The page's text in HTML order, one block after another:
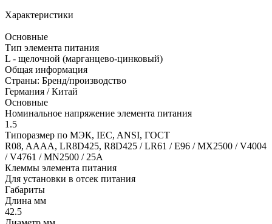
Характеристики
Основные
Тип элемента питания
L - щелочной (марганцево-цинковый)
Общая информация
Страны: Бренд/производство
Германия / Китай
Основные
Номинальное напряжение элемента питания
1.5
Типоразмер по МЭК, IEC, ANSI, ГОСТ
R08, AAAA, LR8D425, R8D425 / LR61 / E96 / MX2500 / V4004
/ V4761 / MN2500 / 25A
Клеммы элемента питания
Для установки в отсек питания
Габариты
Длина мм
42.5